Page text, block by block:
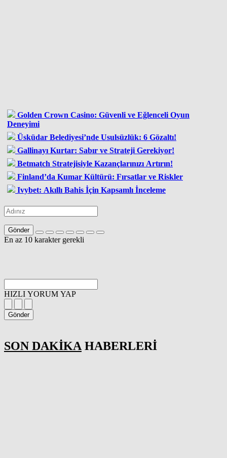
Golden Crown Casino: Güvenli ve Eğlenceli Oyun
Deneyimi
Üsküdar Belediyesi’nde Usulsüzlük: 6 Gözaltı!
Gallinayı Kurtar: Sabır ve Strateji Gerekiyor!
Betmatch Stratejisiyle Kazançlarınızı Artırın!
Finland’da Kumar Kültürü: Fırsatlar ve Riskler
Ivybet: Akıllı Bahis İçin Kapsamlı İnceleme
Gönder
En az 10 karakter gerekli
HIZLI YORUM YAP
Gönder
SON DAKİKA HABERLERİ